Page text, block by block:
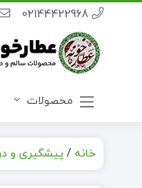
02144422968
محصولات
خانه / پیشگیری و